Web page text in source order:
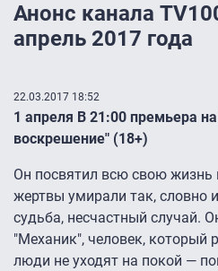
Анонс канала
апрель 2017 года
22.03.2017 18:52
1 апреля В 21:00 премьера
воскрешение" (18+)
Он посвятил всю свою жизнь
жертвы умирали так, словно
судьба, несчастный случай.
"Механик", человек, который
люди не уходят на покой —